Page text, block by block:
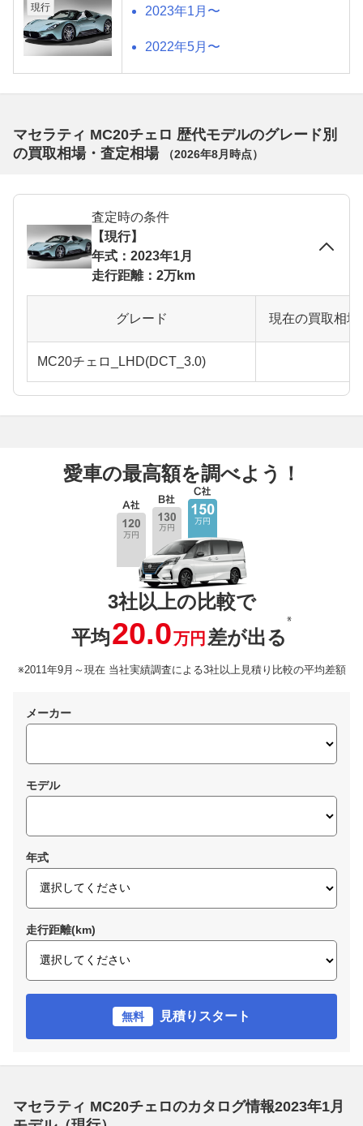
現行 2023年1月〜
2022年5月〜
マセラティ MC20チェロ 歴代モデルのグレード別
の買取相場・査定相場
（2026年8月 時点）
査定時の条件
【現行】
年式：2023年1月
走行距離：2万km
グレード 現在の買取相
MC20チェロ_LHD(DCT_3.0)
愛車の最高額を調べよう！
3社以上の比較で
平均20.0万円 差が出る
※
※2011年9月～現在 当社実績調査による3社以上見積り比較の平均差額
メーカー
モデル
年式
走行距離(km)
無料 見積りスタート
マセラティ MC20チェロのカタログ情報2023年1月